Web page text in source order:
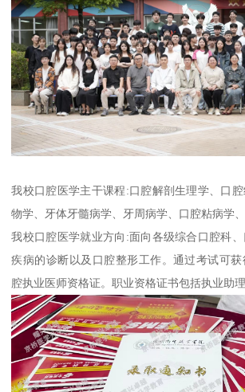
我校口腔医学主干课程:口腔解剖生理学、口
物学、牙体牙髓病学、牙周病学、口腔粘病学
我校口腔医学就业方向:面向各级综合口腔科
疾病的诊断以及口腔整形工作。通过考试可
腔执业医师资格证。职业资格证书包括执业助